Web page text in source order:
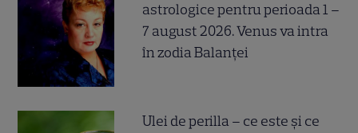
astrologice pentru perioada 1 –
7 august 2026. Venus va intra
în zodia Balanței
Ulei de perilla – ce este și ce